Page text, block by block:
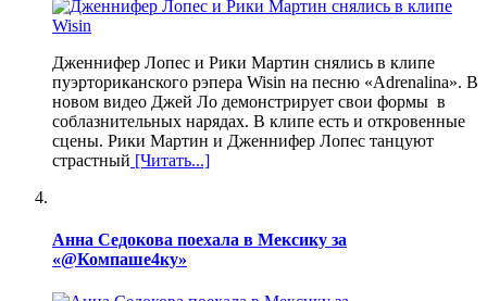
Дженнифер Лопес и Рики Мартин снялись в клипе
пуэрториканского рэпера Wisin на песню «Adrenalina». В
новом видео Джей Ло демонстрирует свои формы в
соблазнительных нарядах. В клипе есть и откровенные
сцены. Рики Мартин и Дженнифер Лопес танцуют
страстный [Читать...]
Анна Седокова поехала в Мексику за
«@Компаше4ку»